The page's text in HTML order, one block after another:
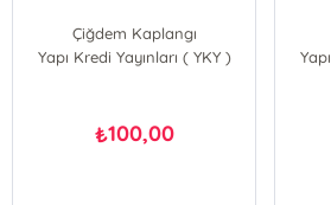
Çiğdem Kaplangı
Yapı Kredi Yayınları ( YKY )
₺100,00